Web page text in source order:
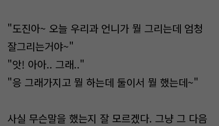
"도진아~ 오늘 우리과 언니가 뭘 그리는데 엄청
잘그리는거야~"
"앗! 아아.. 그래.."
"응 그래가지고 뭘 하는데 둘이서 뭘 했는데~"
사실 무슨말을 했는지 잘 모르겠다. 그냥 그 다음